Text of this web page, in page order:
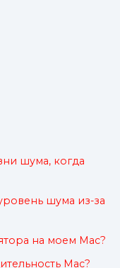
шума, когда
шума из-за
на моем Mac?
Mac?